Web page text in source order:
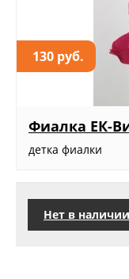
130 руб.
Фиалка ЕК-
детка фиалки
Нет в наличии